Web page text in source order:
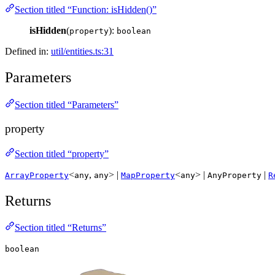
Section titled “Function: isHidden()”
isHidden(property): boolean
Defined in: util/entities.ts:31
Parameters
Section titled “Parameters”
property
Section titled “property”
ArrayProperty<any, any> | MapProperty<any> | AnyProperty |
Returns
Section titled “Returns”
boolean